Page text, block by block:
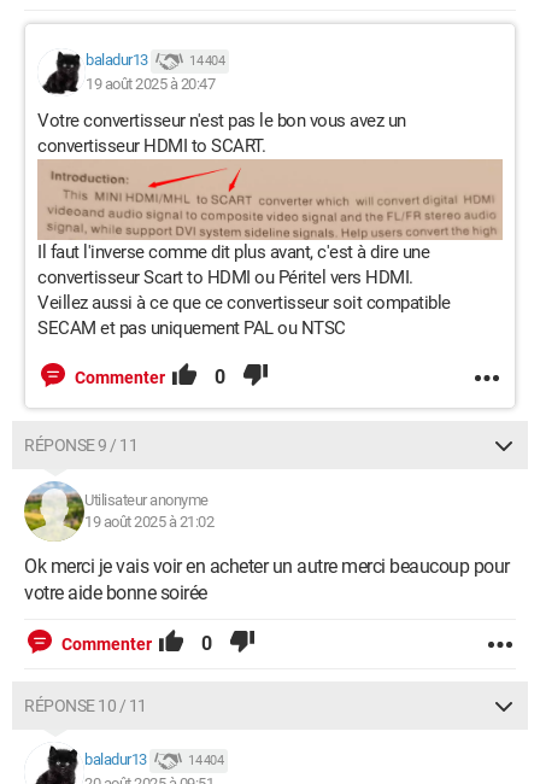
baladur13 14 404
19 août 2025 à 20:47
Votre convertisseur n'est pas le bon vous avez un
convertisseur HDMI to SCART.
Il faut l'inverse comme dit plus avant, c'est à dire une
convertisseur Scart to HDMI ou Péritel vers HDMI.
Veillez aussi à ce que ce convertisseur soit compatible
SECAM et pas uniquement PAL ou NTSC
Commenter 0
RÉPONSE 9 / 11
Utilisateur anonyme
19 août 2025 à 21:02
Ok merci je vais voir en acheter un autre merci beaucoup pour
votre aide bonne soirée
Commenter 0
RÉPONSE 10 / 11
baladur13 14 404